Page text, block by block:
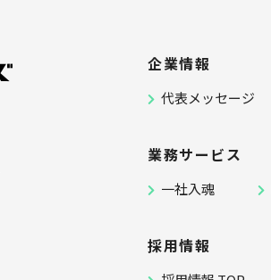
企業情報
代表メッセージ
業務サービス
一社入魂
採用情報